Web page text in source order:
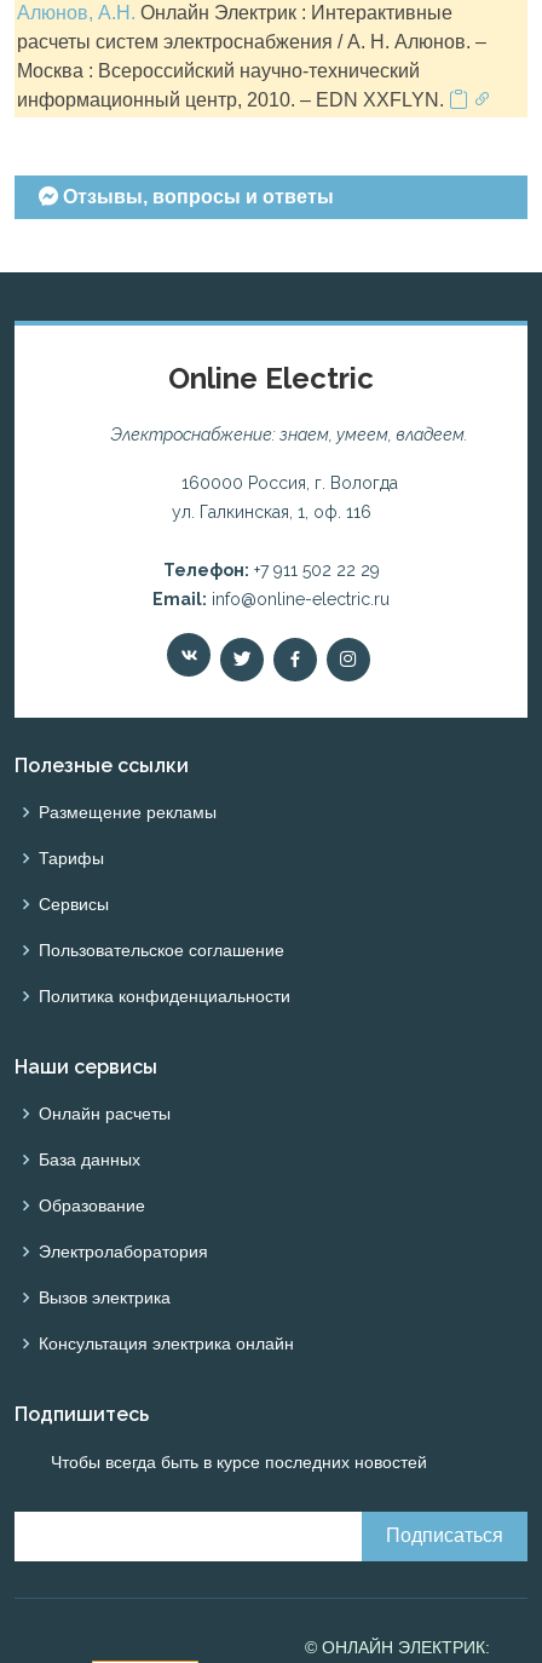
Алюнов, А.Н. Онлайн Электрик : Интерактивные
расчеты систем электроснабжения / А. Н. Алюнов. –
Москва : Всероссийский научно-технический
информационный центр, 2010. – EDN XXFLYN.
Отзывы, вопросы и ответы
Online Electric
Электроснабжение: знаем, умеем, владеем.
160000 Россия, г. Вологда
ул. Галкинская, 1, оф. 116
Телефон: +7 911 502 22 29
Email: info@online-electric.ru
Полезные ссылки
Размещение рекламы
Тарифы
Сервисы
Пользовательское соглашение
Политика конфиденциальности
Наши сервисы
Онлайн расчеты
База данных
Образование
Электролаборатория
Вызов электрика
Консультация электрика онлайн
Подпишитесь
Чтобы всегда быть в курсе последних новостей
© ОНЛАЙН ЭЛЕКТРИК: